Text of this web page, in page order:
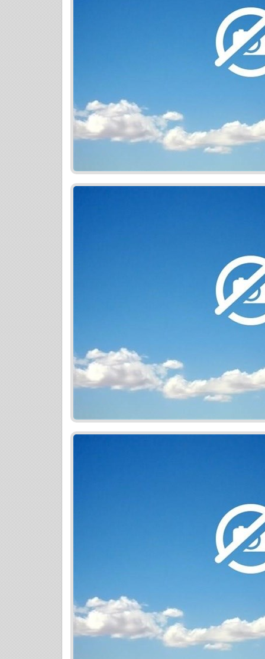
silikónová omietka stropná izolácia
betónová strešná krytina okapové
komplet + revízia vnútorné priečky
strojové plastové okná vo farbe –
plastové dvere vo farbe
krabiciach COAX + FTP – rozvody 1x
hlavnej miestnosti + vstupná hala, t.j.
napojenie na septik 12m3 + príprava
litrový zásobník na TÚV, prístupový
chodníky okolo domu, 300 mm odstup
všetkých potrebných dokladov
príprava na solár, príprava na
základná škola 1,3km - COOP Jednota
Bratislava Zlaté piesky 14 km. Začiatok
môžete pozrieť na našej stránke